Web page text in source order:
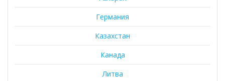
Германия
Казахстан
Канада
Литва